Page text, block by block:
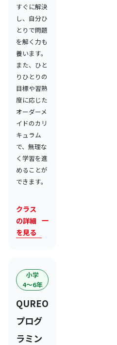
すぐに解決
し、自分ひ
とりで問題
を解く力も
養います。
また、ひと
りひとりの
目標や習熟
度に応じた
オーダーメ
イドのカリ
キュラム
で、無理な
く学習を進
めることが
できます。
クラス
の詳細
を見る
小学
4〜6年
QUREO
プログ
ラミン